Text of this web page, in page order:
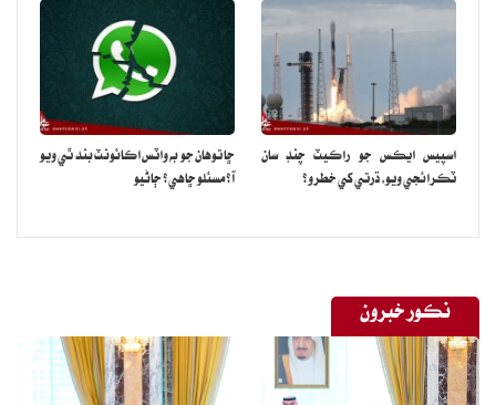
اسپيس ايڪس جو راڪيٽ چنڊ سان
ٽڪرائجي ويو، ڌرتي کي خطرو؟
ڇا توهان جو به واٽس اڪائونٽ بند ٿي ويو
آ؟ مسئلو ڇاهي؟ ڄاڻيو
نڪور خبرون